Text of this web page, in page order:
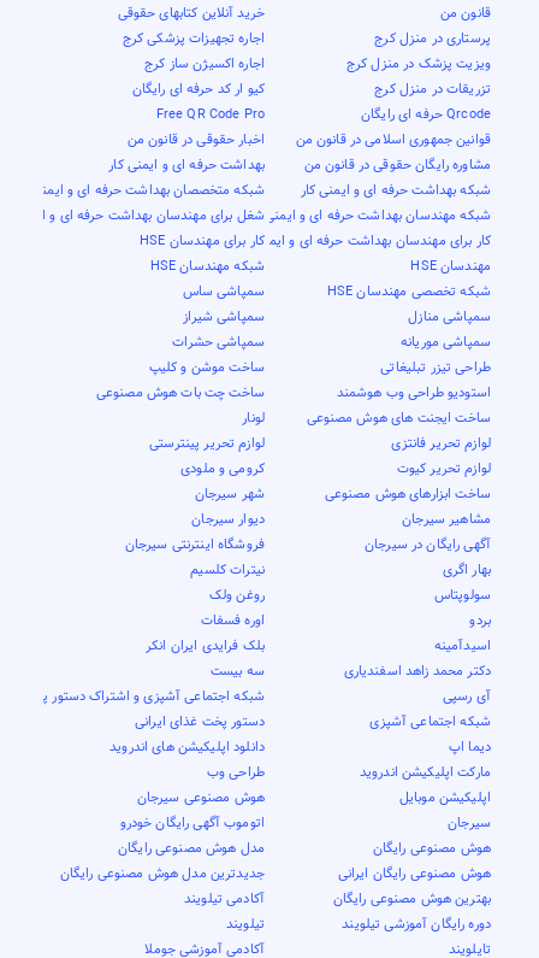
قانون من
خرید آنلاین کتابهای حقوقی
پرستاری در منزل کرج
اجاره تجهیزات پزشکی کرج
ویزیت پزشک در منزل کرج
اجاره اکسیژن ساز کرج
تزریقات در منزل کرج
کیو ار کد حرفه ای رایگان
Qrcode حرفه ای رایگان
Free QR Code Pro
قوانین جمهوری اسلامی در قانون من
اخبار حقوقی در قانون من
مشاوره رایگان حقوقی در قانون من
بهداشت حرفه ای و ایمنی کار
شبکه بهداشت حرفه ای و ایمنی کار
شبکه متخصصان بهداشت حرفه ای و ایمنی کار
شبکه مهندسان بهداشت حرفه ای و ایمنی کارشغل برای مهندسان بهداشت حرفه ای و ایمنی
کار برای مهندسان بهداشت حرفه ای و ایمنی کارکار برای مهندسان HSE
مهندسان HSE
شبکه مهندسان HSE
شبکه تخصصی مهندسان HSE
سمپاشی ساس
سمپاشی منازل
سمپاشی شیراز
سمپاشی موریانه
سمپاشی حشرات
طراحی تیزر تبلیغاتی
ساخت موشن و کلیپ
استودیو طراحی وب هوشمند
ساخت چت بات هوش مصنوعی
ساخت ایجنت های هوش مصنوعی
لونار
لوازم تحریر فانتزی
لوازم تحریر پینترستی
لوازم تحریر کیوت
کرومی و ملودی
ساخت ابزارهای هوش مصنوعی
شهر سیرجان
مشاهیر سیرجان
دیوار سیرجان
آگهی رایگان در سیرجان
فروشگاه اینترنتی سیرجان
بهار اگری
نیترات کلسیم
سولوپتاس
روغن ولک
بردو
اوره فسفات
اسیدآمینه
بلک فرایدی ایران انکر
دکتر محمد زاهد اسفندیاری
سه بیست
آی رسپی
شبکه اجتماعی آشپزی و اشتراک دستور پخت
شبکه اجتماعی آشپزی
دستور پخت غذای ایرانی
دیما اپ
دانلود اپلیکیشن های اندروید
مارکت اپلیکیشن اندروید
طراحی وب
اپلیکیشن موبایل
هوش مصنوعی سیرجان
سیرجان
اتوموب آگهی رایگان خودرو
هوش مصنوعی رایگان
مدل هوش مصنوعی رایگان
هوش مصنوعی رایگان ایرانی
جدیدترین مدل هوش مصنوعی رایگان
بهترین هوش مصنوعی رایگان
آکادمی تیلویند
دوره رایگان آموزشی تیلویند
تیلویند
تایلویند
آکادمی آموزشی جوملا